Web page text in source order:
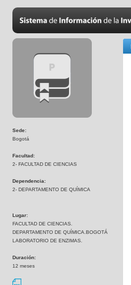
Sede:
Bogotá
Facultad:
2- FACULTAD DE CIENCIAS
Dependencia:
2- DEPARTAMENTO DE QUÍMICA
Lugar:
FACULTAD DE CIENCIAS.
DEPARTAMENTO DE QUÍMICA.BOGOTÁ
LABORATORIO DE ENZIMAS.
Duración:
12 meses